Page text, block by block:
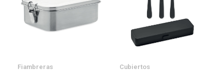
Fiambreras Cubiertos